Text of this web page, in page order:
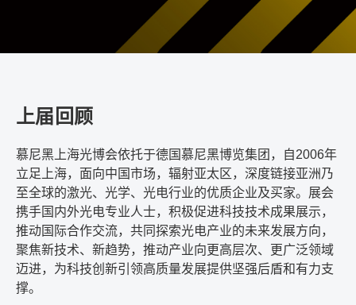
上届回顾
慕尼黑上海光博会依托于德国慕尼黑博览集团，自2006年
立足上海，面向中国市场，辐射亚太区，深度链接亚洲乃
至全球的激光、光学、光电行业的优质企业及买家。展会
携手国内外光电专业人士，积极促进科技技术成果展示，
推动国际合作交流，共同探索光电产业的未来发展方向，
聚焦新技术、新趋势，推动产业向更高层次、更广泛领域
迈进，为科技创新引领高质量发展提供坚强后盾和有力支
撑。